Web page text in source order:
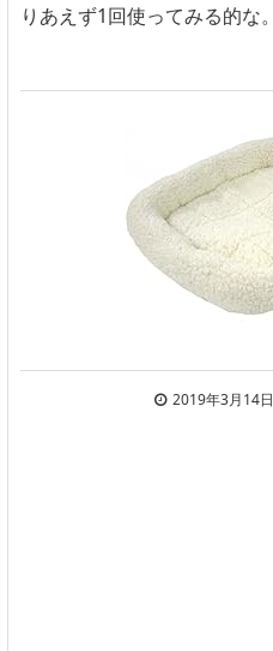
りあえず1回使ってみる的な。
2019年3月14日